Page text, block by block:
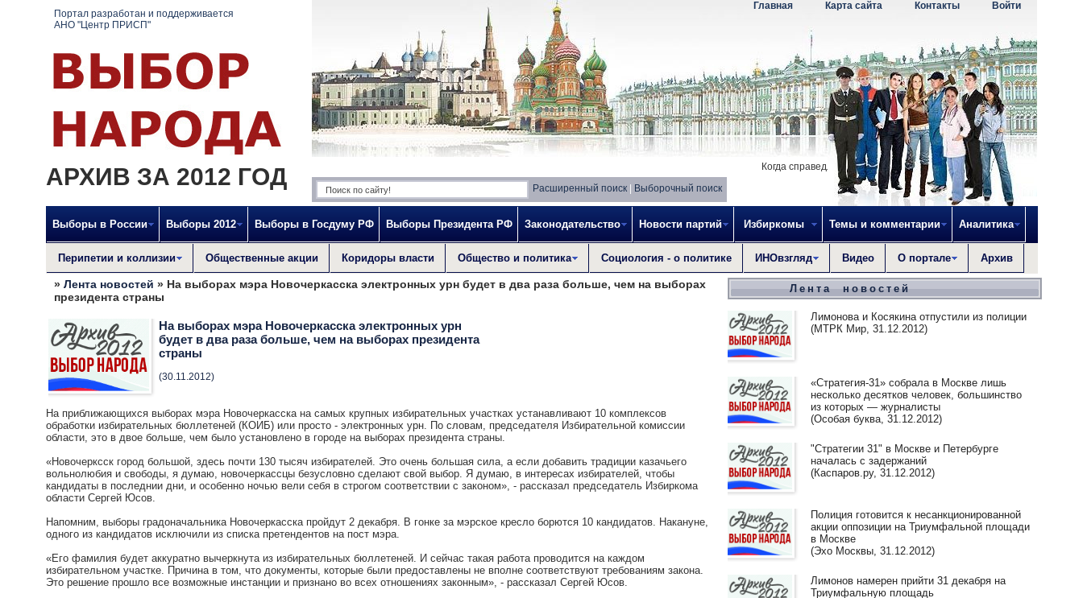
Когда справедливость исчезнет, то не остается ничего, что могло
Расширенный поиск
Выборочный поиск
Портал разработан и поддерживается
АНО "Центр ПРИСП"
АРХИВ ЗА 2012 ГОД
Войти
Контакты
Карта сайта
Главная
Выборы в России Выборы 2012 Выборы в Госдуму РФ Выборы Президента РФ Законодательство Новости партий Избиркомы Темы и комментарии Аналитика
Перипетии и коллизии Общественные акции Коридоры власти Общество и политика Социология - о политике ИНОвзгляд Видео О портале Архив
» Лента новостей » На выборах мэра Новочеркасска электронных урн будет в два раза больше, чем на выборах
президента страны
На выборах мэра Новочеркасска электронных урн
будет в два раза больше, чем на выборах президента
страны
(30.11.2012)
На приближающихся выборах мэра Новочеркасска на самых крупных избирательных участках устанавливают 10 комплексов
обработки избирательных бюллетеней (КОИБ) или просто - электронных урн. По словам, председателя Избирательной комиссии
области, это в двое больше, чем было установлено в городе на выборах президента страны.
«Новочерксск город большой, здесь почти 130 тысяч избирателей. Это очень большая сила, а если добавить традиции казачьего
вольнолюбия и свободы, я думаю, новочеркассцы безусловно сделают свой выбор. Я думаю, в интересах избирателей, чтобы
кандидаты в последнии дни, и особенно ночью вели себя в строгом соответствии с законом», - рассказал председатель Избиркома
области Сергей Юсов.
Напомним, выборы градоначальника Новочеркасска пройдут 2 декабря. В гонке за мэрское кресло борются 10 кандидатов. Накануне,
одного из кандидатов исключили из списка претендентов на пост мэра.
«Его фамилия будет аккуратно вычеркнута из избирательных бюллетеней. И сейчас такая работа проводится на каждом
избирательном участке. Причина в том, что документы, которые были предоставлены не вполне соответствуют требованиям закона.
Это решение прошло все возможные инстанции и признано во всех отношениях законным», - рассказал Сергей Юсов.
Лента новостей
Лимонова и Косякина отпустили из полиции
(МТРК Мир, 31.12.2012)
«Стратегия-31» собрала в Москве лишь
несколько десятков человек, большинство
из которых — журналисты
(Особая буква, 31.12.2012)
"Стратегии 31" в Москве и Петербурге
началась с задержаний
(Каспаров.ру, 31.12.2012)
Полиция готовится к несанкционированной
акции оппозиции на Триумфальной площади
в Москве
(Эхо Москвы, 31.12.2012)
Лимонов намерен прийти 31 декабря на
Триумфальную площадь